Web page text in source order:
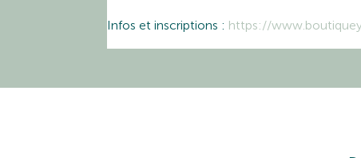
Infos et inscriptions : https://